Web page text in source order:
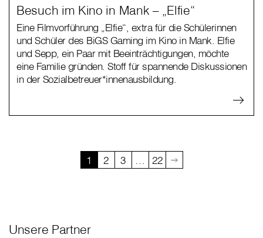
Besuch im Kino in Mank – „Elfie“
Eine Filmvorführung „Elfie“, extra für die Schülerinnen
und Schüler des BiGS Gaming im Kino in Mank. Elfie
und Sepp, ein Paar mit Beeinträchtigungen, möchte
eine Familie gründen. Stoff für spannende Diskussionen
in der Sozialbetreuer*innenausbildung.
1 2 3 … 22
Unsere Partner